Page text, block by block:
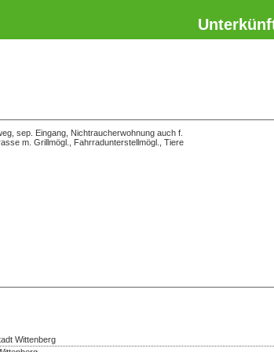
sep. Eingang, Nichtraucherwohnung auch f.
m. Grillmögl., Fahrradunterstellmögl., Tiere
Wittenberg